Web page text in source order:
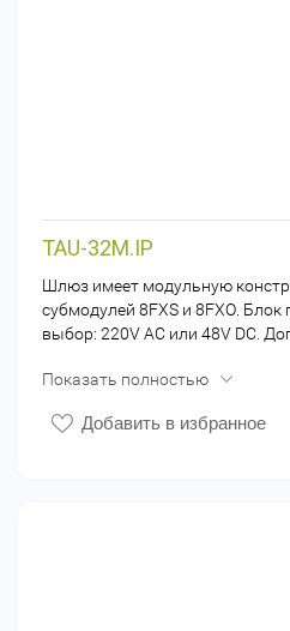
TAU-32M.IP
Шлюз имеет модульную
субмодулей 8FXS и 8FXO.
выбор: 220V AC или 48V DC.
Показать полностью
Добавить в избранное